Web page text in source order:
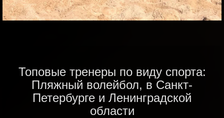
Топовые тренеры по виду спорта:
Пляжный волейбол, в Санкт-
Петербурге и Ленинградской
области